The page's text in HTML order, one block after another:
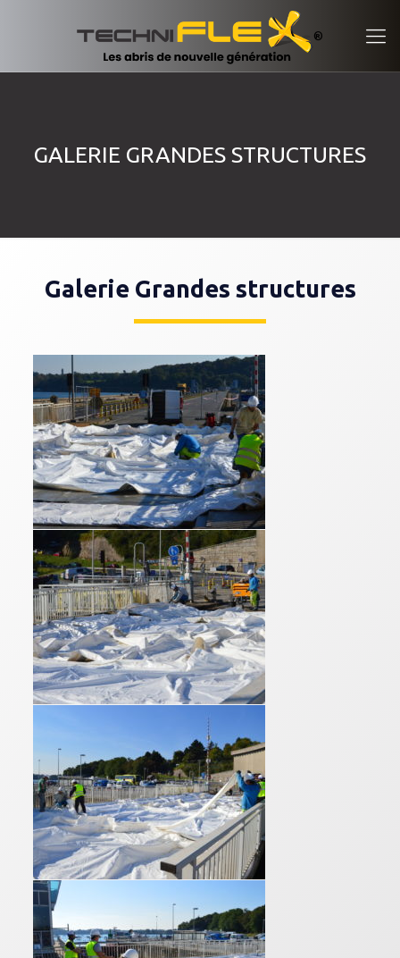
GALERIE GRANDES STRUCTURES
Galerie Grandes structures